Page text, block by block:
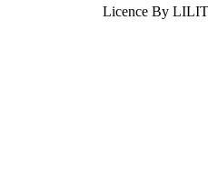
Licence By